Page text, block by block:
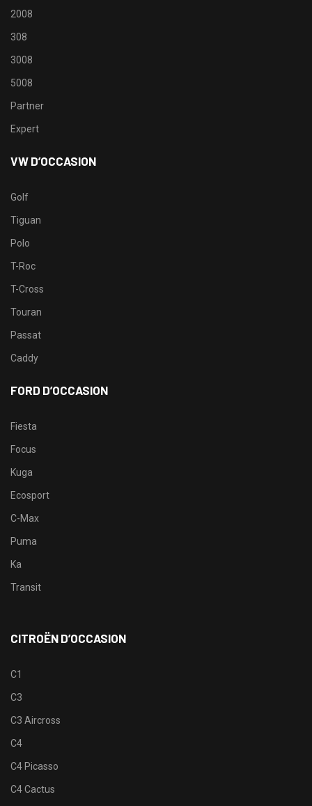
2008
308
3008
5008
Partner
Expert
VW D’OCCASION
Golf
Tiguan
Polo
T-Roc
T-Cross
Touran
Passat
Caddy
FORD D’OCCASION
Fiesta
Focus
Kuga
Ecosport
C-Max
Puma
Ka
Transit
CITROËN D’OCCASION
C1
C3
C3 Aircross
C4
C4 Picasso
C4 Cactus